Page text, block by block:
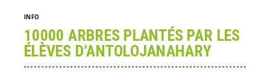
INFO
10000 ARBRES PLANTÉS PAR LES
ÉLÈVES D’ANTOLOJANAHARY